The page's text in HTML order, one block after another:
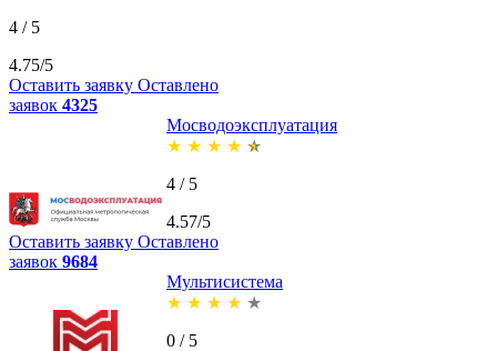
4 / 5
4.75/5
Оставить заявку Оставлено
заявок 4325
Мосводоэксплуатация
★ ★ ★ ★ ★
4 / 5
4.57/5
Оставить заявку Оставлено
заявок 9684
Мультисистема
★ ★ ★ ★ ★
0 / 5